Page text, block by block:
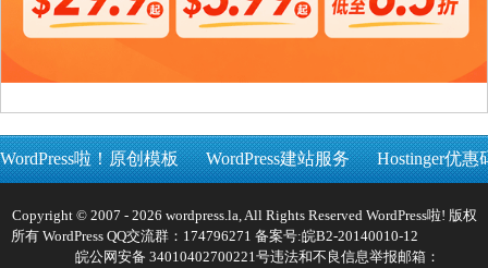
WordPress啦！原创模板 WordPress建站服务 Hostinger优惠
Copyright © 2007 - 2026 wordpress.la, All Rights Reserved WordPress啦! 版权
所有 WordPress QQ交流群：174796271 备案号:皖B2-20140010-12
皖公网安备 34010402700221号违法和不良信息举报邮箱：